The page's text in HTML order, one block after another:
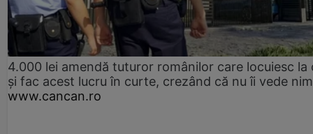
4.000 lei amendă tuturor românilor care locuiesc la
și fac acest lucru în curte, crezând că nu îi vede
www.cancan.ro